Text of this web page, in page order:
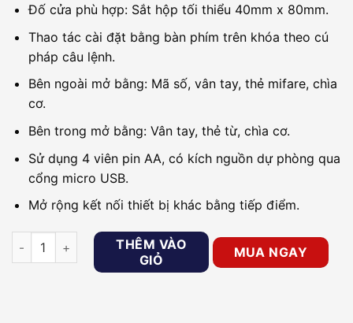
Đố cửa phù hợp: Sắt hộp tối thiểu 40mm x 80mm.
Thao tác cài đặt bằng bàn phím trên khóa theo cú
pháp câu lệnh.
Bên ngoài mở bằng: Mã số, vân tay, thẻ mifare, chìa
cơ.
Bên trong mở bằng: Vân tay, thẻ từ, chìa cơ.
Sử dụng 4 viên pin AA, có kích nguồn dự phòng qua
cổng micro USB.
Mở rộng kết nối thiết bị khác bằng tiếp điểm.
Khóa cổng vân tay lắp ngoài trời PHGLock FE35 số lượng
THÊM VÀO
GIỎ
MUA NGAY